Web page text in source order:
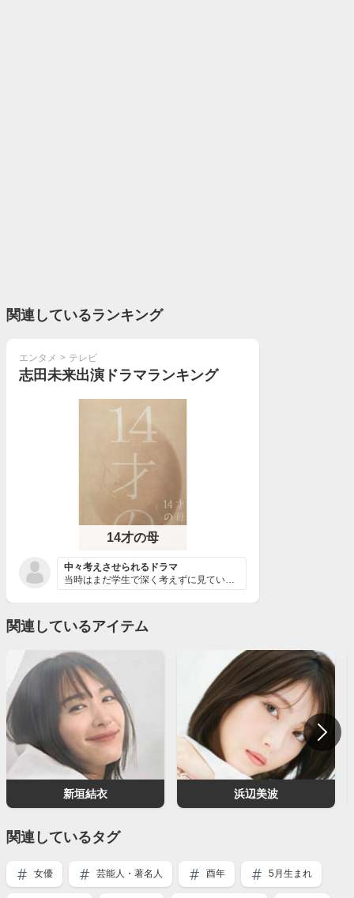
関連しているランキング
エンタメ > テレビ
志田未来出演ドラマランキング
14才の母
中々考えさせられるドラマ
当時はまだ学生で深く考えずに見ていたが母親になってから...
関連しているアイテム
新垣結衣 浜辺美波
関連しているタグ
女優 芸能人・著名人 酉年 5月生まれ